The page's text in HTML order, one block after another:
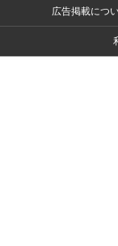
広告掲載につ